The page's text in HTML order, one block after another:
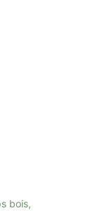
bois,